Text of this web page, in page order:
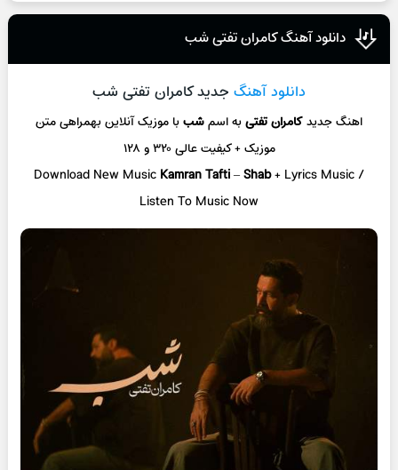
دانلود آهنگ کامران تفتی شب
دانلود آهنگ جدید کامران تفتی شب
اهنگ جدیدکامران تفتیبه اسمشببا موزیک آنلاینبهمراهی متن
موزیک + کیفیت عالی ۳۲۰ و ۱۲۸
Download New Music Kamran Tafti–Shab+ Lyrics Music /
Listen To Music Now